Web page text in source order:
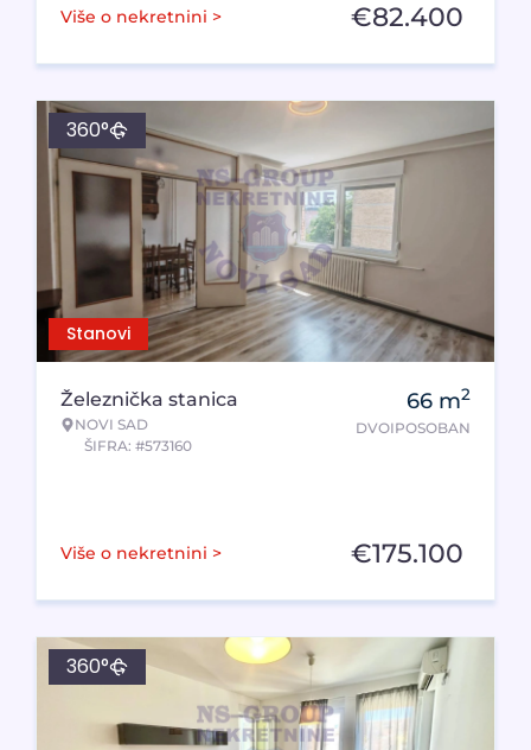
Više o nekretnini > €82.400
Stanovi
360°
Železnička stanica
NOVI SAD
ŠIFRA: #573160
66 m2
DVOIPOSOBAN
Više o nekretnini > €175.100
360°